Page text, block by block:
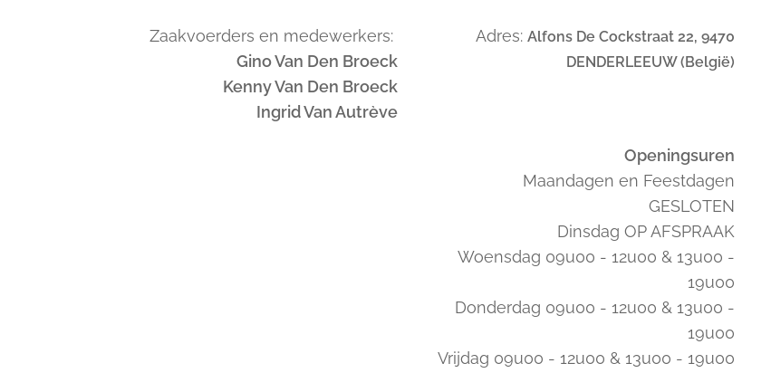
Zaakvoerders en medewerkers:
Gino Van Den Broeck
Kenny Van Den Broeck
Ingrid Van Autrève
Adres: Alfons De Cockstraat 22, 9470
DENDERLEEUW (België)
Openingsuren
Maandagen en Feestdagen
GESLOTEN
Dinsdag OP AFSPRAAK
Woensdag 09u00 - 12u00 & 13u00 -
19u00
Donderdag 09u00 - 12u00 & 13u00 -
19u00
Vrijdag 09u00 - 12u00 & 13u00 - 19u00